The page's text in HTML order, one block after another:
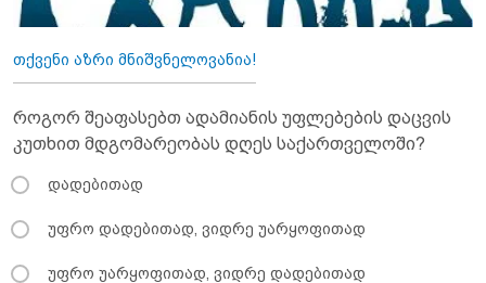
თქვენი აზრი მნიშვნელოვანია!
როგორ შეაფასებთ ადამიანის უფლებების დაცვის
კუთხით მდგომარეობას დღეს საქართველოში?
დადებითად
უფრო დადებითად, ვიდრე უარყოფითად
უფრო უარყოფითად, ვიდრე დადებითად